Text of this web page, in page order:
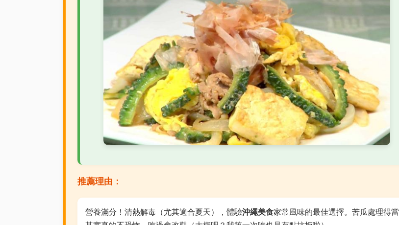
推薦理由：
營養滿分！清熱解毒（尤其適合夏天），體驗沖繩美食家常風味的最佳選擇。苦瓜處理得當